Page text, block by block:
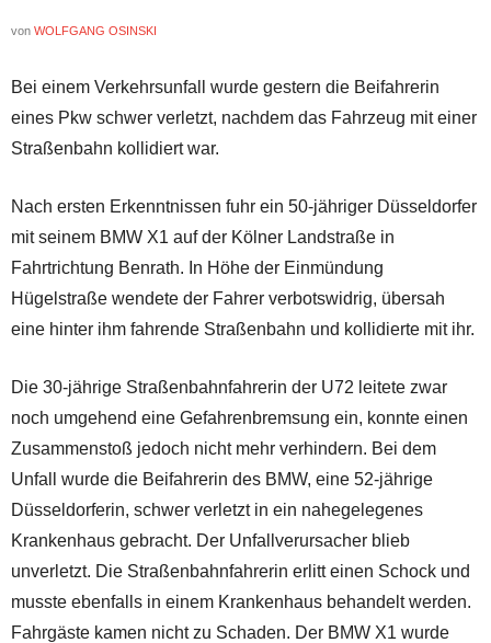
von WOLFGANG OSINSKI
Bei einem Verkehrsunfall wurde gestern die Beifahrerin
eines Pkw schwer verletzt, nachdem das Fahrzeug mit einer
Straßenbahn kollidiert war.
Nach ersten Erkenntnissen fuhr ein 50-jähriger Düsseldorfer
mit seinem BMW X1 auf der Kölner Landstraße in
Fahrtrichtung Benrath. In Höhe der Einmündung
Hügelstraße wendete der Fahrer verbotswidrig, übersah
eine hinter ihm fahrende Straßenbahn und kollidierte mit ihr.
Die 30-jährige Straßenbahnfahrerin der U72 leitete zwar
noch umgehend eine Gefahrenbremsung ein, konnte einen
Zusammenstoß jedoch nicht mehr verhindern. Bei dem
Unfall wurde die Beifahrerin des BMW, eine 52-jährige
Düsseldorferin, schwer verletzt in ein nahegelegenes
Krankenhaus gebracht. Der Unfallverursacher blieb
unverletzt. Die Straßenbahnfahrerin erlitt einen Schock und
musste ebenfalls in einem Krankenhaus behandelt werden.
Fahrgäste kamen nicht zu Schaden. Der BMW X1 wurde